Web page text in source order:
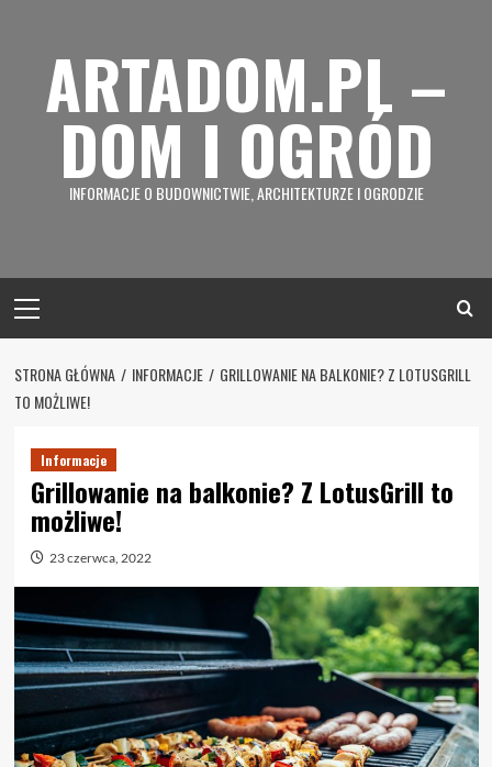
contentARTADOM.PL –
DOM I OGRÓD
INFORMACJE O BUDOWNICTWIE, ARCHITEKTURZE I OGRODZIE
Menu
STRONA GŁÓWNA INFORMACJE
GRILLOWANIE NA BALKONIE? Z LOTUSGRILL
TO MOŻLIWE!
Informacje
Grillowanie na balkonie? Z LotusGrill to
możliwe!
23 czerwca, 2022